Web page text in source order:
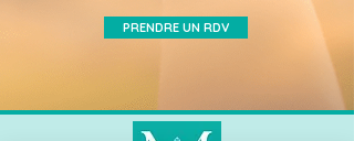
PRENDRE UN RDV